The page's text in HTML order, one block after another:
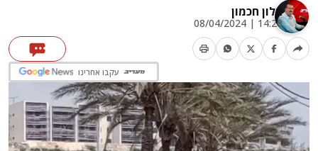
אלון חכמון
14:28 | 08/04/2024
עקבו אחרינו